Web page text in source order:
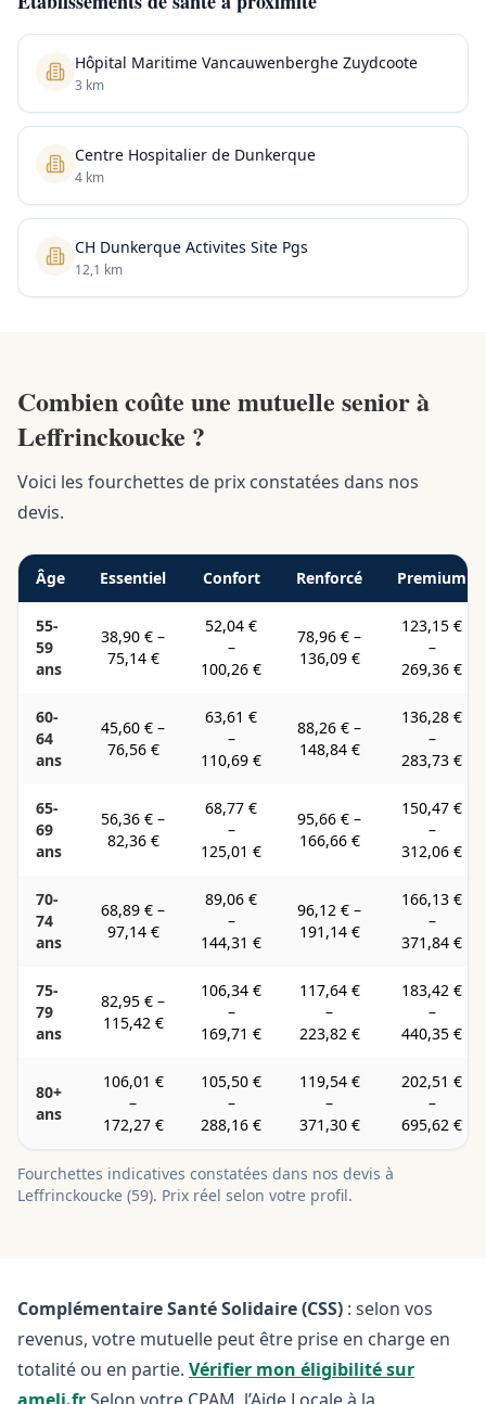
Hôpital Maritime Vancauwenberghe Zuydcoote
3 km
Centre Hospitalier de Dunkerque
4 km
CH Dunkerque Activites Site Pgs
12,1 km
Combien coûte une mutuelle senior à
Leffrinckoucke ?
Voici les fourchettes de prix constatées dans nos
devis.
Âge Essentiel Confort Renforcé Premium
55-
59
ans
38,90 € –
75,14 €
52,04 €
–
100,26 €
78,96 € –
136,09 €
123,15 €
–
269,36 €
60-
64
ans
45,60 € –
76,56 €
63,61 €
–
110,69 €
88,26 € –
148,84 €
136,28 €
–
283,73 €
65-
69
ans
56,36 € –
82,36 €
68,77 €
–
125,01 €
95,66 € –
166,66 €
150,47 €
–
312,06 €
70-
74
ans
68,89 € –
97,14 €
89,06 €
–
144,31 €
96,12 € –
191,14 €
166,13 €
–
371,84 €
75-
79
ans
82,95 € –
115,42 €
106,34 €
–
169,71 €
117,64 €
–
223,82 €
183,42 €
–
440,35 €
80+
ans
106,01 €
–
172,27 €
105,50 €
–
288,16 €
119,54 €
–
371,30 €
202,51 €
–
695,62 €
Fourchettes indicatives constatées dans nos devis à
Leffrinckoucke (59). Prix réel selon votre profil.
Complémentaire Santé Solidaire (CSS) : selon vos
revenus, votre mutuelle peut être prise en charge en
totalité ou en partie. Vérifier mon éligibilité sur